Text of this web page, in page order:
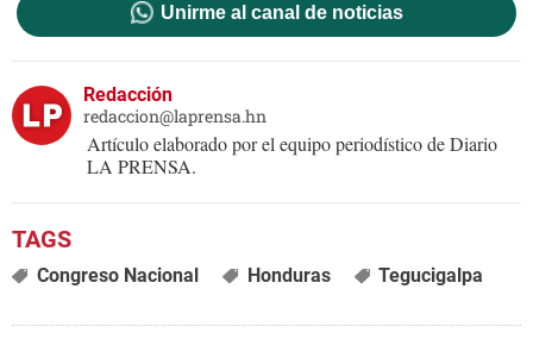
Unirme al canal de noticias
Redacción
redaccion@laprensa.hn
Artículo elaborado por el equipo periodístico de Diario
LA PRENSA.
Congreso Nacional Honduras Tegucigalpa